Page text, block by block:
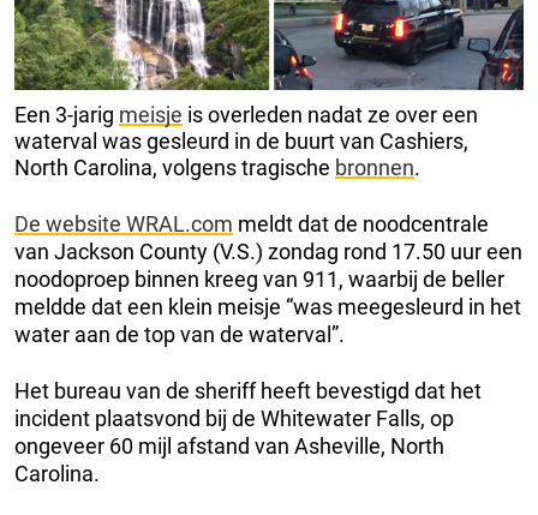
Een 3-jarig meisje is overleden nadat ze over een
waterval was gesleurd in de buurt van Cashiers,
North Carolina, volgens tragische bronnen.
De website WRAL.com meldt dat de noodcentrale
van Jackson County (V.S.) zondag rond 17.50 uur een
noodoproep binnen kreeg van 911, waarbij de beller
meldde dat een klein meisje “was meegesleurd in het
water aan de top van de waterval”.
Het bureau van de sheriff heeft bevestigd dat het
incident plaatsvond bij de Whitewater Falls, op
ongeveer 60 mijl afstand van Asheville, North
Carolina.